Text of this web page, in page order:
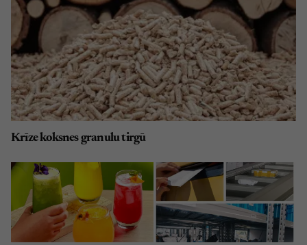
Krīze koksnes granulu tirgū